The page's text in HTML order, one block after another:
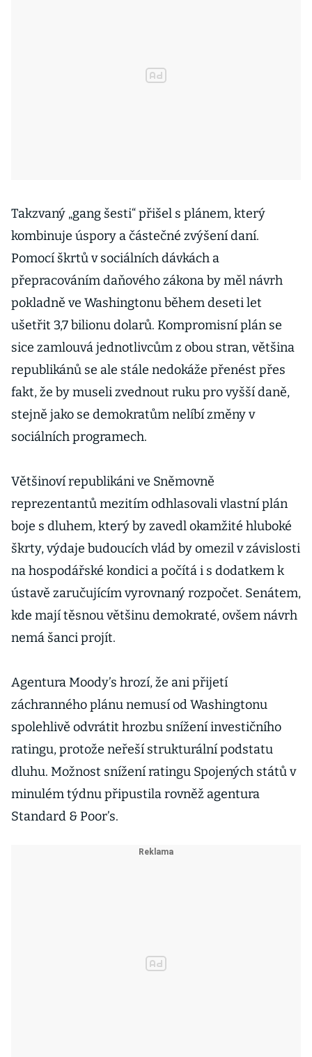
Takzvaný „gang šesti“ přišel s plánem, který
kombinuje úspory a částečné zvýšení daní.
Pomocí škrtů v sociálních dávkách a
přepracováním daňového zákona by měl návrh
pokladně ve Washingtonu během deseti let
ušetřit 3,7 bilionu dolarů. Kompromisní plán se
sice zamlouvá jednotlivcům z obou stran, většina
republikánů se ale stále nedokáže přenést přes
fakt, že by museli zvednout ruku pro vyšší daně,
stejně jako se demokratům nelíbí změny v
sociálních programech.
Většinoví republikáni ve Sněmovně
reprezentantů mezitím odhlasovali vlastní plán
boje s dluhem, který by zavedl okamžité hluboké
škrty, výdaje budoucích vlád by omezil v závislosti
na hospodářské kondici a počítá i s dodatkem k
ústavě zaručujícím vyrovnaný rozpočet. Senátem,
kde mají těsnou většinu demokraté, ovšem návrh
nemá šanci projít.
Agentura Moody’s hrozí, že ani přijetí
záchranného plánu nemusí od Washingtonu
spolehlivě odvrátit hrozbu snížení investičního
ratingu, protože neřeší strukturální podstatu
dluhu. Možnost snížení ratingu Spojených států v
minulém týdnu připustila rovněž agentura
Standard & Poor’s.